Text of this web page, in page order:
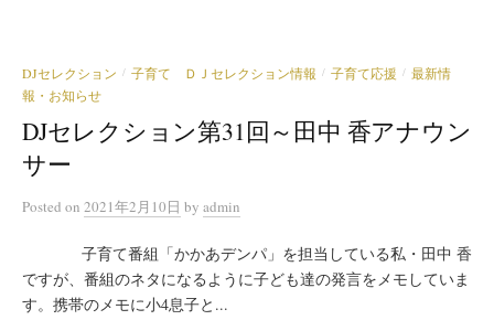
DJセレクション / 子育て ＤＪセレクション情報 / 子育て応援 / 最新情
報・お知らせ
DJセレクション第31回～田中 香アナウン
サー
Posted on 2021年2月10日 by admin
子育て番組「かかあデンパ」を担当している私・田中 香
ですが、番組のネタになるように子ども達の発言をメモしていま
す。携帯のメモに小4息子と...